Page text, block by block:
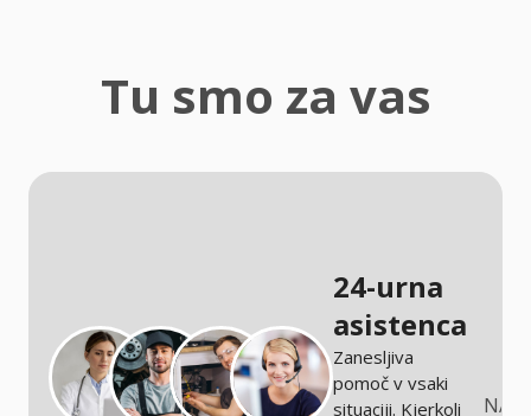
Tu smo za vas
24-urna
asistenca
Zanesljiva
pomoč v vsaki
situaciji. Kjerkoli